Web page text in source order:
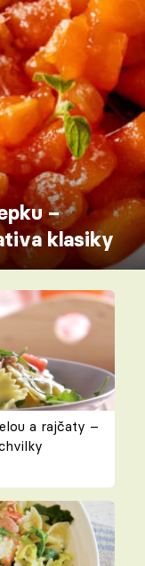
–
klasiky
a rajčaty –